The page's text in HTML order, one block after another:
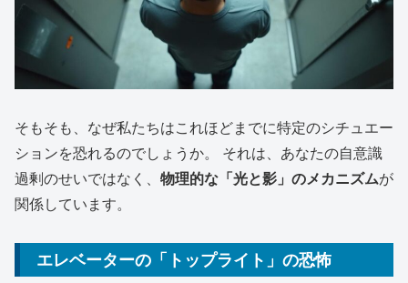
そもそも、なぜ私たちはこれほどまでに特定のシチュエー
ションを恐れるのでしょうか。 それは、あなたの自意識
過剰のせいではなく、 物理的な「光と影」のメカニズムが
関係しています。
エレベーターの「トップライト」の恐怖